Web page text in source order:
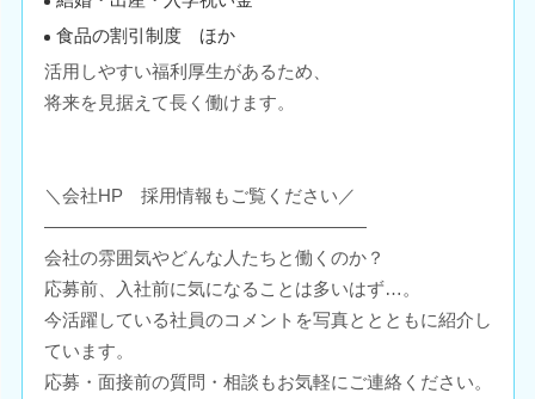
食品の割引制度 ほか
活用しやすい福利厚生があるため、
将来を見据えて長く働けます。
＼会社HP 採用情報もご覧ください／
――――――――――――――――――
会社の雰囲気やどんな人たちと働くのか？
応募前、入社前に気になることは多いはず…。
今活躍している社員のコメントを写真ととともに紹介し
ています。
応募・面接前の質問・相談もお気軽にご連絡ください。